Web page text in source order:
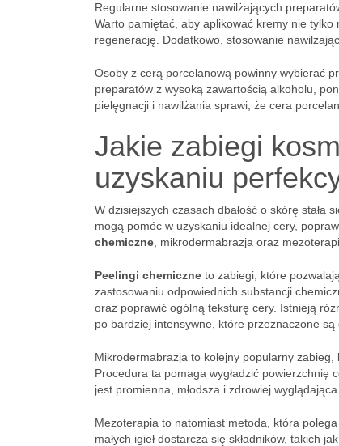
Regularne stosowanie nawilżających
Warto pamiętać, aby aplikować kremy nie
regenerację. Dodatkowo, stosowanie
Osoby z cerą porcelanową powinny wybierać
preparatów z wysoką zawartością alkoholu,
pielęgnacji i nawilżania sprawi, że cera
Jakie zabiegi
uzyskaniu
W dzisiejszych czasach dbałość o skórę stała
mogą pomóc w uzyskaniu idealnej cery,
chemiczne , mikrodermabrazja oraz
Peelingi chemiczne to zabiegi, które
zastosowaniu odpowiednich substancji
oraz poprawić ogólną teksturę cery. Istnieją
po bardziej intensywne, które przeznaczone
Mikrodermabrazja to kolejny popularny zabieg,
Procedura ta pomaga wygładzić
jest promienna, młodsza i zdrowiej wyglądająca
Mezoterapia to natomiast metoda, która
małych igieł dostarcza się składników, takich